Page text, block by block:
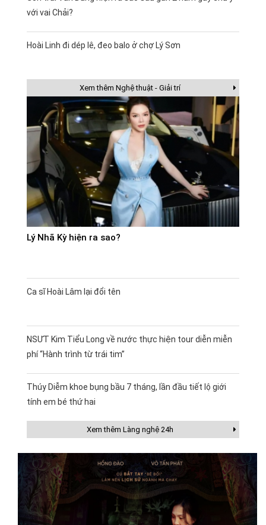
với vai Chải?
Hoài Linh đi dép lê, đeo balo ở chợ Lý Sơn
Xem thêm Nghệ thuật - Giải trí
Lý Nhã Kỳ hiện ra sao?
Ca sĩ Hoài Lâm lại đổi tên
NSƯT Kim Tiểu Long về nước thực hiện tour diễn miễn
phí “Hành trình từ trái tim”
Thúy Diễm khoe bụng bầu 7 tháng, lần đầu tiết lộ giới
tính em bé thứ hai
Xem thêm Làng nghệ 24h